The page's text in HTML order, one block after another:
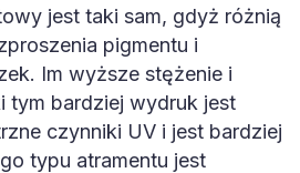
jest taki sam, gdyż różnią
pigmentu i
Im wyższe stężenie i
tym bardziej wydruk jest
czynniki UV i jest bardziej
typu atramentu jest